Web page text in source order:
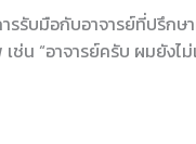
รรับมือกับอาจารย์ที่ปรึกษ
น “อาจารย์ครับ ผมยังไม่